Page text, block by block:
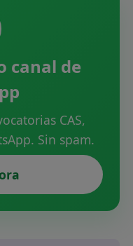
canal de
CAS,
Sin spam.